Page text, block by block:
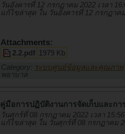
วันอังคารที่ 12 กรกฏาคม 2022 เวลา
แก้ไขล่าสุด ใน วันอังคารที่ 12 กรกฏาคม
Attachments:
2.2.pdf 1979 Kb
Category: ระบบศูนย์ข้อมูลและคุณภาพ
พยาบาล
คู่มือการปฏิบัติงานการจัดเก็บและกา
วันศุกร์ที่ 08 กรกฏาคม 2022 เวลา
แก้ไขล่าสุด ใน วันศุกร์ที่ 08 กรกฏาคม